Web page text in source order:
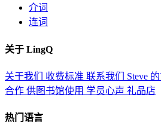
介词
连词
关于 LingQ
关于我们 收费标准 联系我们 Steve
合作 供图书馆使用 学员心声 礼品店
热门语言